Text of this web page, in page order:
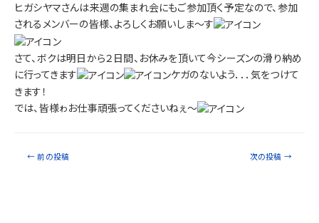
ヒガシヤマさんは来週の集まれ会にもご参加頂く予定なので、参加
されるメンバーの皆様、よろしくお願いしま～す
さて、ボクは明日から２日間、お休みを頂いて今シーズンの滑り納め
に行ってきます
ケガのないよう．．．気をつけて
きます！
では、皆様ゎお仕事頑張ってくださいねぇ～
← 前の投稿 次の投稿 →